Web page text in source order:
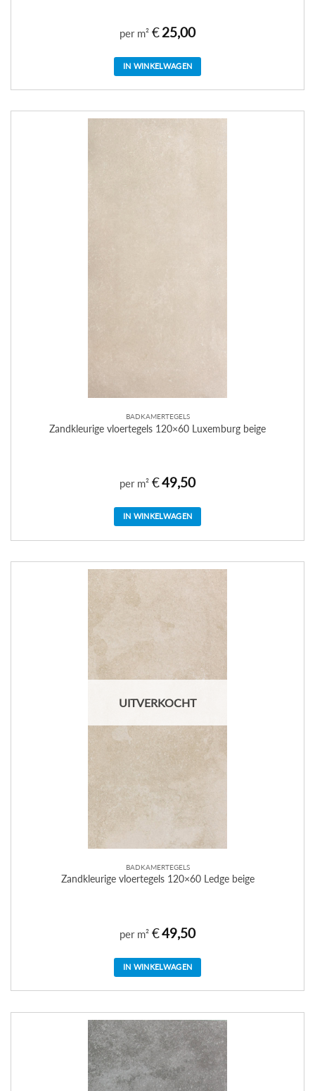
per m² €25,00
IN WINKELWAGEN
BADKAMERTEGELS
Zandkleurige vloertegels 120×60 Luxemburg beige
per m² €49,50
IN WINKELWAGEN
UITVERKOCHT
BADKAMERTEGELS
Zandkleurige vloertegels 120×60 Ledge beige
per m² €49,50
IN WINKELWAGEN